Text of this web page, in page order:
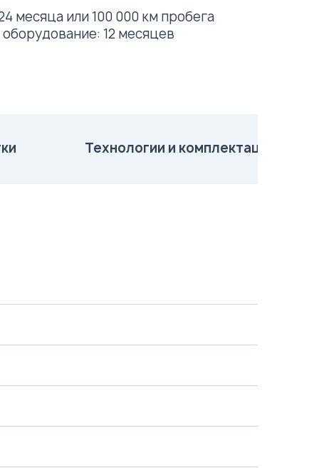
месяца или 100 000 км пробега
12 месяцев
Технологии и комплектация